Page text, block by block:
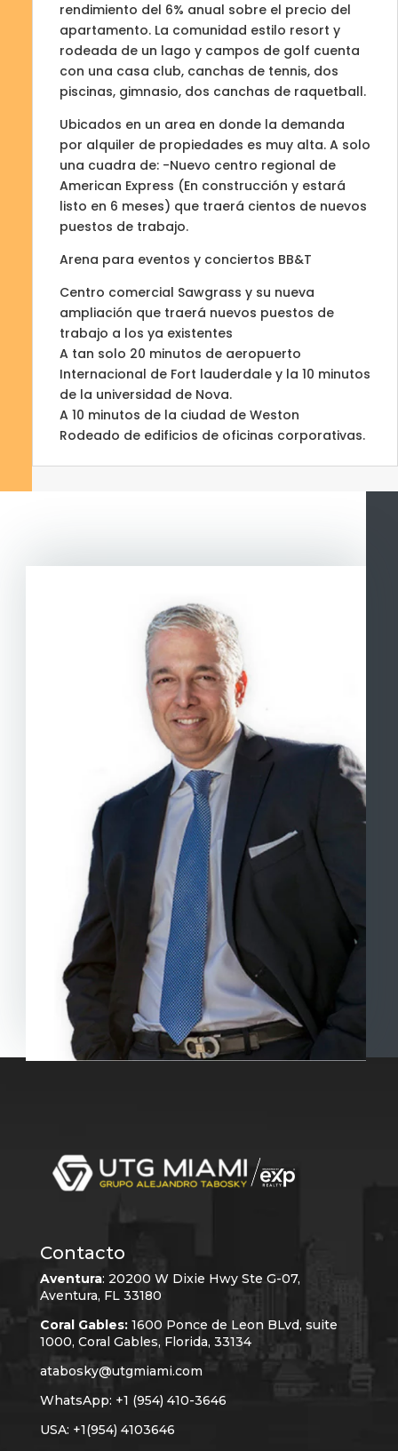
rendimiento del 6% anual sobre el precio del
apartamento. La comunidad estilo resort y
rodeada de un lago y campos de golf cuenta
con una casa club, canchas de tennis, dos
piscinas, gimnasio, dos canchas de raquetball.
Ubicados en un area en donde la demanda
por alquiler de propiedades es muy alta. A solo
una cuadra de: -Nuevo centro regional de
American Express (En construcción y estará
listo en 6 meses) que traerá cientos de nuevos
puestos de trabajo.
Arena para eventos y conciertos BB&T
Centro comercial Sawgrass y su nueva
ampliación que traerá nuevos puestos de
trabajo a los ya existentes
A tan solo 20 minutos de aeropuerto
Internacional de Fort lauderdale y la 10 minutos
de la universidad de Nova.
A 10 minutos de la ciudad de Weston
Rodeado de edificios de oficinas corporativas.
Contacto
Aventura: 20200 W Dixie Hwy Ste G-07,
Aventura, FL 33180
Coral Gables:1600 Ponce de Leon BLvd, suite
1000, Coral Gables, Florida, 33134
atabosky@utgmiami.com
WhatsApp: +1 (954) 410-3646
USA: +1(954) 4103646